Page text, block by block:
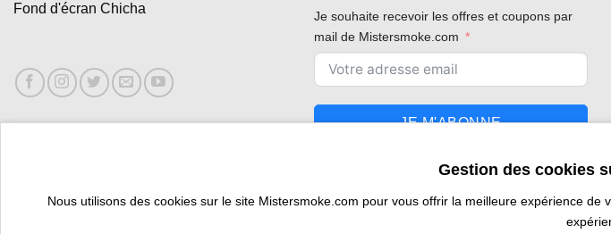
Fond d'écran Chicha
Je souhaite recevoir les offres et coupons par
mail de Mistersmoke.com
JE M'ABONNE
Gestion des cookies
Nous utilisons des cookies sur le site Mistersmoke.com pour vous offrir la meilleure expérience